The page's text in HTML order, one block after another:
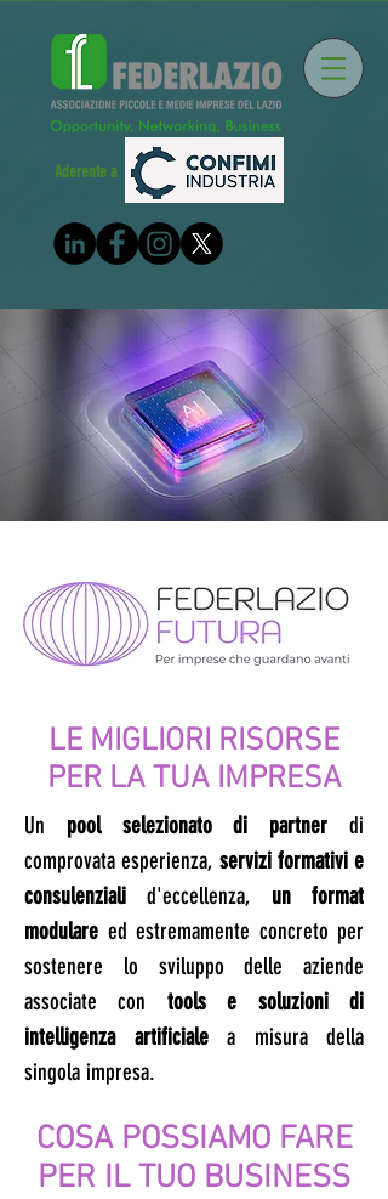
Aderente a
LE MIGLIORI RISORSE
PER LA TUA IMPRESA
​Un pool selezionato di partner di
comprovata esperienza, servizi formativi e
consulenziali d'eccellenza, un format
modulare ed estremamente concreto per
sostenere lo sviluppo delle aziende
associate con tools e soluzioni di
intelligenza artificialea misura della
singola impresa.
COSA POSSIAMO FARE
PER IL TUO BUSINESS